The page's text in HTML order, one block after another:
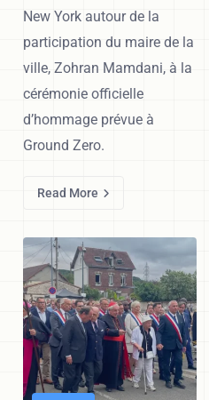
New York autour de la
participation du maire de la
ville, Zohran Mamdani, à la
cérémonie officielle
d’hommage prévue à
Ground Zero.
Read More